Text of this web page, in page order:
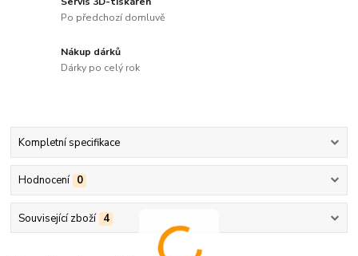
Po předchozí domluvě
Nákup dárků
Dárky po celý rok
Kompletní specifikace
Hodnocení 0
Související zboží 4